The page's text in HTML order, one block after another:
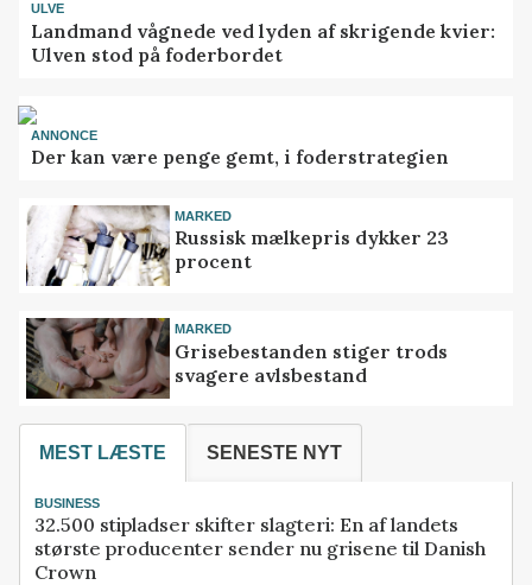
ULVE
Landmand vågnede ved lyden af skrigende kvier:
Ulven stod på foderbordet
ANNONCE
Der kan være penge gemt, i foderstrategien
MARKED
Russisk mælkepris dykker 23
procent
MARKED
Grisebestanden stiger trods
svagere avlsbestand
MEST LÆSTE SENESTE NYT
BUSINESS
32.500 stipladser skifter slagteri: En af landets
største producenter sender nu grisene til Danish
Crown